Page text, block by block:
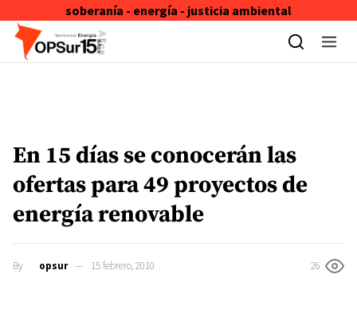
soberanía - energía - justicia ambiental
Skip to content
En 15 días se conocerán las
ofertas para 49 proyectos de
energía renovable
By opsur 15 febrero, 2010 26